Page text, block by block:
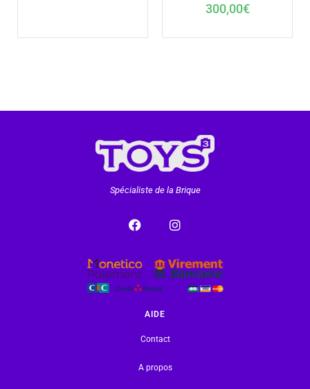
300,00€
Spécialiste de la Brique
AIDE
Contact
A propos